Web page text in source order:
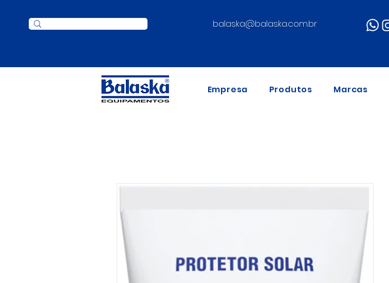
balaska@balaska.com.br
Empresa Produtos Marcas